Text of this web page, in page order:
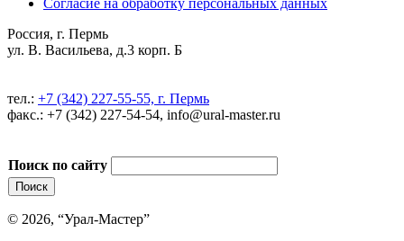
Согласие на обработку персональных данных
Россия, г. Пермь
ул. В. Васильева, д.3 корп. Б
тел.: +7 (342) 227-55-55, г. Пермь
факс.: +7 (342) 227-54-54, info@ural-master.ru
Поиск по сайту
© 2026, “Урал-Мастер”